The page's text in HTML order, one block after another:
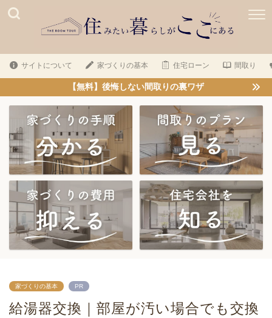
サイトについて 家づくりの基本 住宅ローン 間取り
【無料】後悔しない間取りの裏ワザ
家づくりの基本 PR
給湯器交換｜部屋が汚い場合でも交換